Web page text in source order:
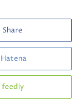
Share
Hatena
feedly